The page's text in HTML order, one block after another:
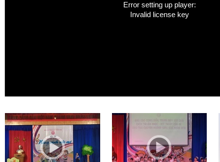
Error setting up player:
Invalid license key